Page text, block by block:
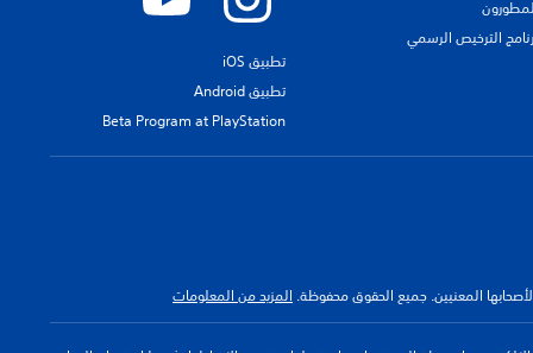
الترخيص الرسمي
تطبيق iOS
تطبيق Android
Beta Program at PlayStation
المعنيين. جميع الحقوق محفوظة. المزيد من المعلومات